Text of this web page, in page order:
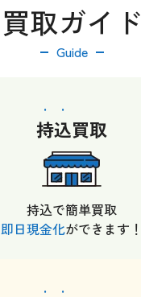
買取ガイド
Guide
持込買取
持込で簡単買取
即日現金化ができます！